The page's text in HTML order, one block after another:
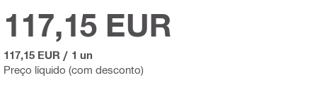
Preço líquido (com desconto)
117,15 EUR
117,15 EUR / 1 un